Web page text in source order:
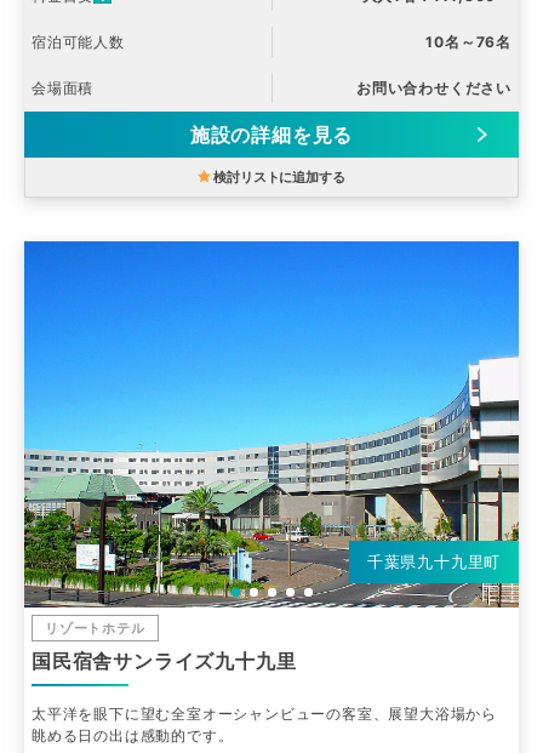
宿泊可能人数 10名～76名
会場面積 お問い合わせください
施設の詳細を見る
検討リストに追加する
千葉県九十九里町
リゾートホテル
国民宿舎サンライズ九十九里
太平洋を眼下に望む全室オーシャンビューの客室、展望大浴場から
眺める日の出は感動的です。